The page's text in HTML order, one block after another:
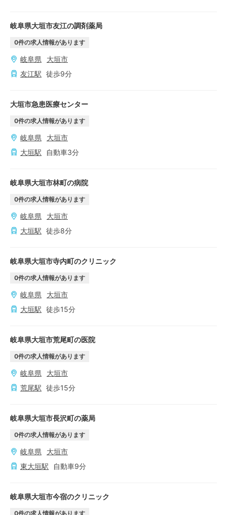
岐阜県大垣市友江の調剤薬局
0件の求人情報があります
岐阜県
大垣市
友江駅 徒歩9分
大垣市急患医療センター
0件の求人情報があります
岐阜県
大垣市
大垣駅 自動車3分
岐阜県大垣市林町の病院
0件の求人情報があります
岐阜県
大垣市
大垣駅 徒歩8分
岐阜県大垣市寺内町のクリニック
0件の求人情報があります
岐阜県
大垣市
大垣駅 徒歩15分
岐阜県大垣市荒尾町の医院
0件の求人情報があります
岐阜県
大垣市
荒尾駅 徒歩15分
岐阜県大垣市長沢町の薬局
0件の求人情報があります
岐阜県
大垣市
東大垣駅 自動車9分
岐阜県大垣市今宿のクリニック
0件の求人情報があります